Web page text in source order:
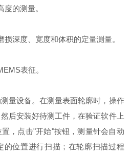
的测量。
深度、宽度和体积的定量测量。
表征。
设备。在测量表面轮廓时，操作
后安装好待测工件，在验证软件上
，点击"开始"按钮，测量针会自动
的位置进行扫描；在轮廓扫描过程